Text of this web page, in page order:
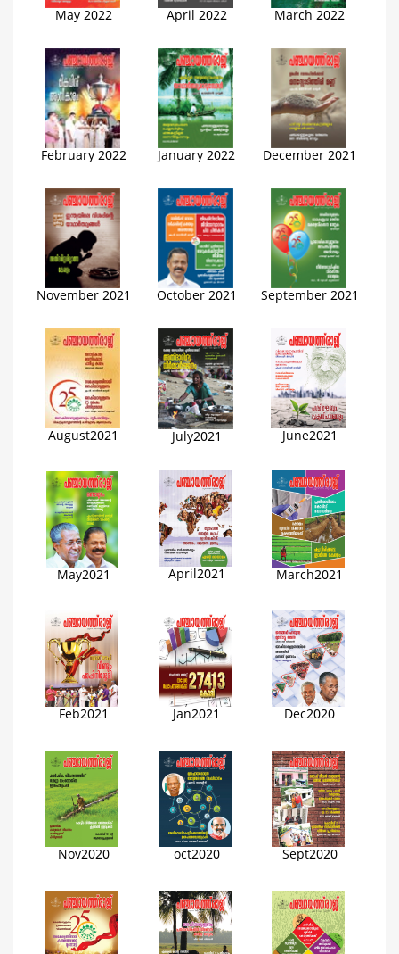
May 2022 April 2022 March 2022
February 2022 January 2022 December 2021
November 2021 October 2021 September 2021
August2021 July2021 June2021
May2021 April2021 March2021
Feb2021 Jan2021 Dec2020
Nov2020 oct2020 Sept2020